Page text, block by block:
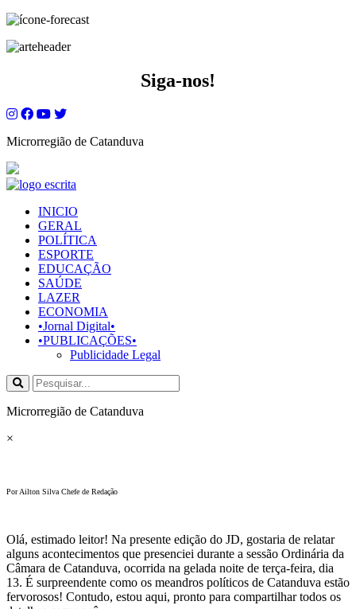
Siga-nos!
Microrregião de Catanduva
INICIO
GERAL
POLÍTICA
ESPORTE
EDUCAÇÃO
SAÚDE
LAZER
ECONOMIA
•Jornal Digital•
•PUBLICAÇÕES•
Publicidade Legal
Microrregião de Catanduva
×
Por Ailton Silva Chefe de Redação
Olá, estimado leitor! Na presente edição do JD, gostaria de relatar
alguns acontecimentos que presenciei durante a sessão Ordinária da
Câmara de Catanduva, ocorrida na gelada noite de terça-feira, dia
13. É surpreendente como os meandros políticos de Catanduva estão
fervorosos! Contudo, estou aqui, pronto para compartilhar todos os